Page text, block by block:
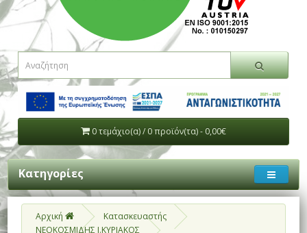
0 τεμάχιο(α) / 0 προϊόν(τα) - 0,00€
Κατηγορίες
Αρχική
Κατασκευαστής
ΝΕΟΚΟΣΜΙΔΗΣ Ι.ΚΥΡΙΑΚΟΣ